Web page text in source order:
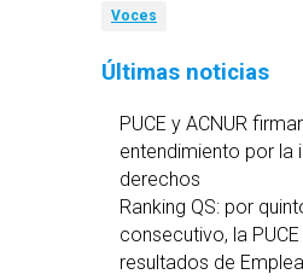
Voces
Últimas noticias
PUCE y ACNUR
entendimiento por la
derechos
Ranking QS: por
consecutivo, la
resultados de